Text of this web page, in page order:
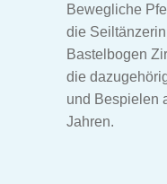
Park der Tiere
Zirkus
Indianer
Bewegliche
die
Bastelbogen
die
und Bespielen
Jahren.